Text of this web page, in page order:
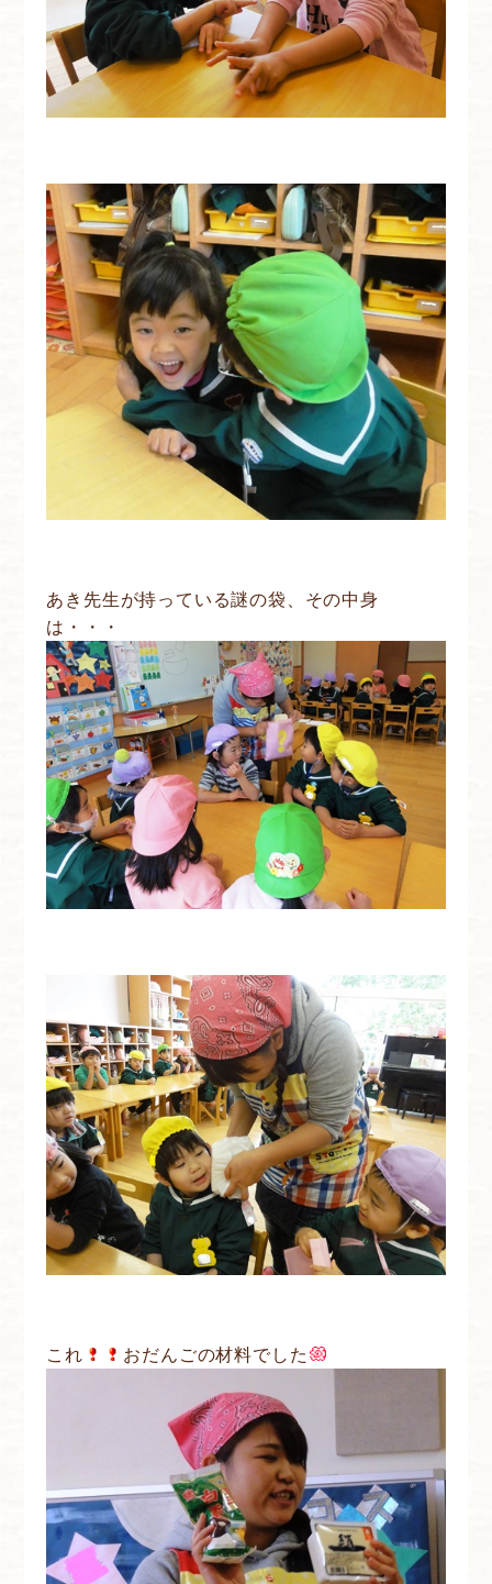
あき先生が持っている謎の袋、その中身
は・・・
これ おだんごの材料でした